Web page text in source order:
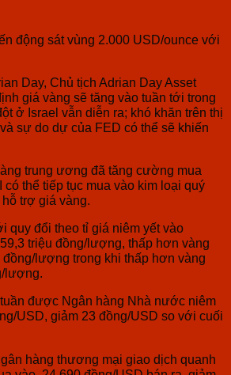
động sát vùng 2.000 USD/ounce với
Day, Chủ tịch Adrian Day Asset
giá vàng sẽ tăng vào tuần tới trong
ở Israel vẫn diễn ra; khó khăn trên thị
sự do dự của FED có thể sẽ khiến
trung ương đã tăng cường mua
có thể tiếp tục mua vào kim loại quý
trợ giá vàng.
quy đổi theo tỉ giá niêm yết vào
triệu đồng/lượng, thấp hơn vàng
lượng trong khi thấp hơn vàng
lượng.
được Ngân hàng Nhà nước niêm
USD, giảm 23 đồng/USD so với cuối
hàng thương mại giao dịch quanh